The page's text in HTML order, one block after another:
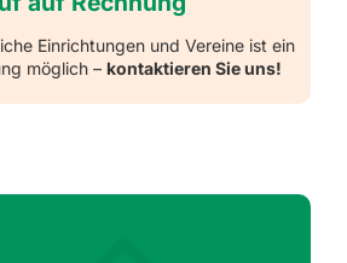
Einrichtungen und Vereine ist ein
möglich – kontaktieren Sie uns!